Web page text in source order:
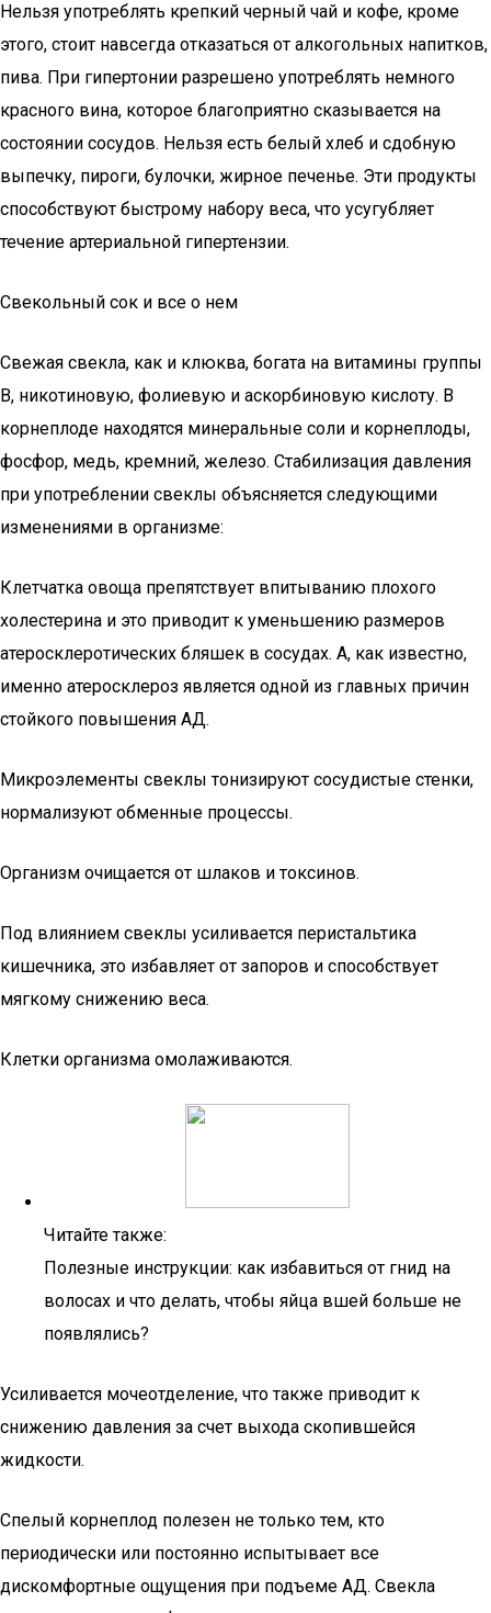
Нельзя употреблять крепкий черный чай и кофе, кроме
этого, стоит навсегда отказаться от алкогольных напитков,
пива. При гипертонии разрешено употреблять немного
красного вина, которое благоприятно сказывается на
состоянии сосудов. Нельзя есть белый хлеб и сдобную
выпечку, пироги, булочки, жирное печенье. Эти продукты
способствуют быстрому набору веса, что усугубляет
течение артериальной гипертензии.
Свекольный сок и все о нем
Свежая свекла, как и клюква, богата на витамины группы
В, никотиновую, фолиевую и аскорбиновую кислоту. В
корнеплоде находятся минеральные соли и корнеплоды,
фосфор, медь, кремний, железо. Стабилизация давления
при употреблении свеклы объясняется следующими
изменениями в организме:
Клетчатка овоща препятствует впитыванию плохого
холестерина и это приводит к уменьшению размеров
атеросклеротических бляшек в сосудах. А, как известно,
именно атеросклероз является одной из главных причин
стойкого повышения АД.
Микроэлементы свеклы тонизируют сосудистые стенки,
нормализуют обменные процессы.
Организм очищается от шлаков и токсинов.
Под влиянием свеклы усиливается перистальтика
кишечника, это избавляет от запоров и способствует
мягкому снижению веса.
Клетки организма омолаживаются.
Читайте также:
Полезные инструкции: как избавиться от гнид на
волосах и что делать, чтобы яйца вшей больше не
появлялись?
Усиливается мочеотделение, что также приводит к
снижению давления за счет выхода скопившейся
жидкости.
Спелый корнеплод полезен не только тем, кто
периодически или постоянно испытывает все
дискомфортные ощущения при подъеме АД. Свекла